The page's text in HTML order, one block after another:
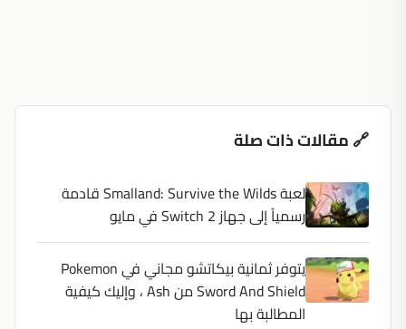
🔗 مقالات ذات صلة
لعبة Smalland: Survive the Wilds قادمة
رسمياً إلى جهاز Switch 2 في مايو
يتوفر ثمانية بيكاتشو مجاني في Pokemon
Sword And Shield من Ash ، وإليك كيفية
المطالبة بها